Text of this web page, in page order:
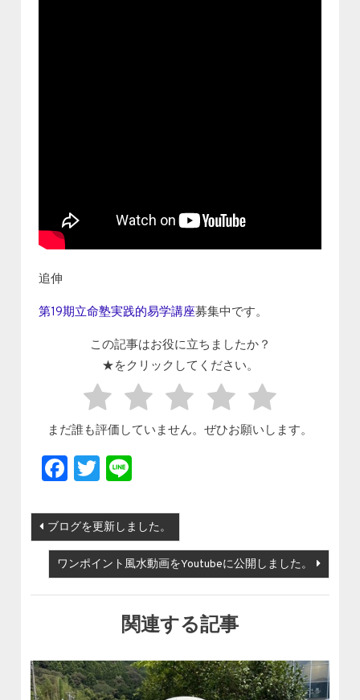
追伸
第19期立命塾実践的易学講座募集中です。
この記事はお役に立ちましたか？
★をクリックしてください。
まだ誰も評価していません。ぜひお願いします。
Facebook
Twitter
投稿ナビゲーション
ブログを更新しました。
ワンポイント風水動画をYoutubeに公開しました。
関連する記事